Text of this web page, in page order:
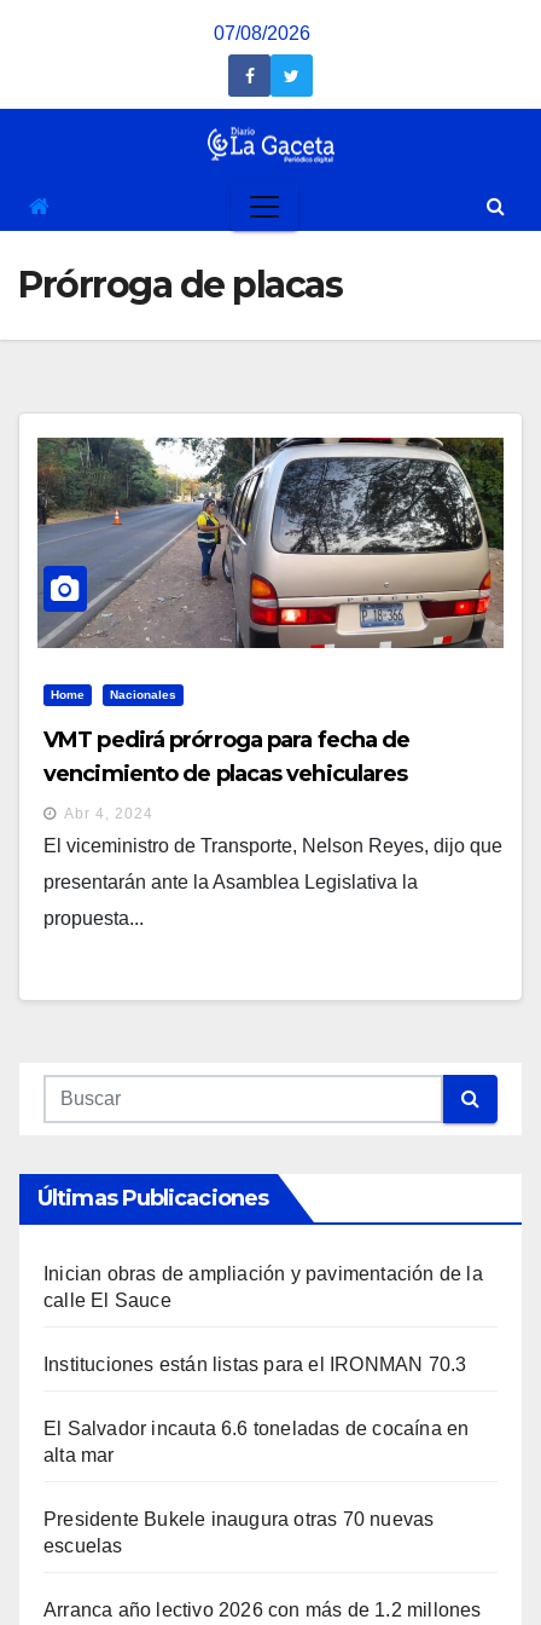
07/08/2026
Prórroga de placas
Home Nacionales
VMT pedirá prórroga para fecha de
vencimiento de placas vehiculares
Abr 4, 2024
El viceministro de Transporte, Nelson Reyes, dijo que
presentarán ante la Asamblea Legislativa la
propuesta...
Últimas Publicaciones
Inician obras de ampliación y pavimentación de la
calle El Sauce
Instituciones están listas para el IRONMAN 70.3
El Salvador incauta 6.6 toneladas de cocaína en
alta mar
Presidente Bukele inaugura otras 70 nuevas
escuelas
Arranca año lectivo 2026 con más de 1.2 millones